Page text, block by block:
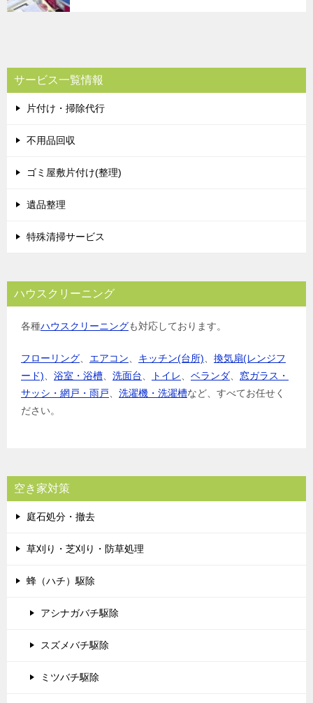
サービス一覧情報
片付け・掃除代行
不用品回収
ゴミ屋敷片付け(整理)
遺品整理
特殊清掃サービス
ハウスクリーニング
各種ハウスクリーニングも対応しております。
フローリング、 エアコン、 キッチン(台所)、 換気扇(レンジフ
ード)、 浴室・浴槽、 洗面台、 トイレ、 ベランダ、 窓ガラス・
サッシ・網戸・雨戸、 洗濯機・洗濯槽など、すべてお任せく
ださい。
空き家対策
庭石処分・撤去
草刈り・芝刈り・防草処理
蜂（ハチ）駆除
アシナガバチ駆除
スズメバチ駆除
ミツバチ駆除